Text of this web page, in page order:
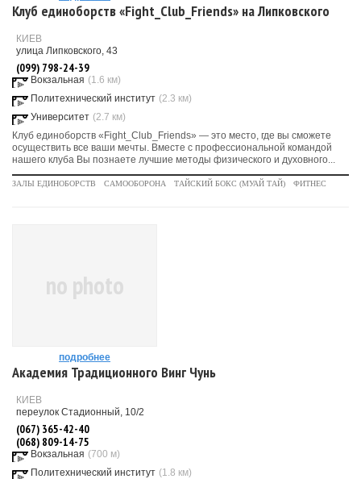
Клуб единоборств «Fight_Club_Friends» на Липковского
КИЕВ
улица Липковского, 43
(099) 798-24-39
Вокзальная (1.6 км)
Политехнический институт (2.3 км)
Университет (2.7 км)
Клуб единоборств «Fight_Club_Friends» — это место, где вы сможете
осуществить все ваши мечты. Вместе с профессиональной командой
нашего клуба Вы познаете лучшие методы физического и духовного...
ЗАЛЫ ЕДИНОБОРСТВ САМООБОРОНА ТАЙСКИЙ БОКС (МУАЙ ТАЙ) ФИТНЕС
no photo
подробнее
Академия Традиционного Винг Чунь
КИЕВ
переулок Стадионный, 10/2
(067) 365-42-40
(068) 809-14-75
Вокзальная (700 м)
Политехнический институт (1.8 км)